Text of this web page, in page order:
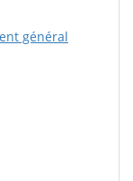
général